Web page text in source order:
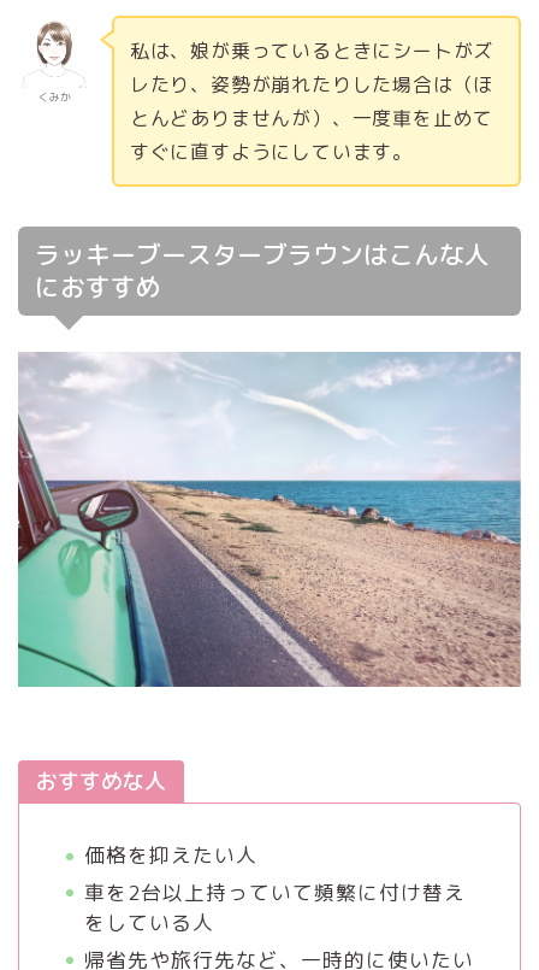
くみか
私は、娘が乗っているときにシートがズ
レたり、姿勢が崩れたりした場合は（ほ
とんどありませんが）、一度車を止めて
すぐに直すようにしています。
ラッキーブースターブラウンはこんな人
におすすめ
おすすめな人
価格を抑えたい人
車を2台以上持っていて頻繁に付け替え
をしている人
帰省先や旅行先など、一時的に使いたい